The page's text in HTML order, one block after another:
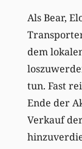
Als Bear,
dem
tun. Fast
Ende der
Verkauf